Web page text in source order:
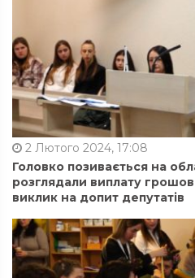
2 Лютого 2024, 17:08
Головко позивається на
розглядали виплату
виклик на допит депутатів